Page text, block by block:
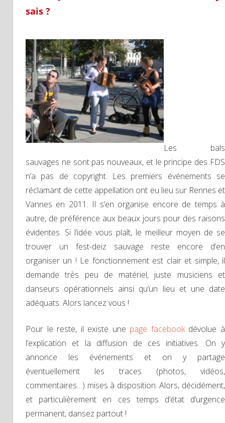
sais ?
Les bals
sauvages ne sont pas nouveaux, et le principe des FDS
n’a pas de copyright. Les premiers événements se
réclamant de cette appellation ont eu lieu sur Rennes et
Vannes en 2011. Il s’en organise encore de temps à
autre, de préférence aux beaux jours pour des raisons
évidentes. Si l’idée vous plaît, le meilleur moyen de se
trouver un fest-deiz sauvage reste encore d’en
organiser un ! Le fonctionnement est clair et simple, il
demande très peu de matériel, juste musiciens et
danseurs opérationnels ainsi qu’un lieu et une date
adéquats. Alors lancez vous !
Pour le reste, il existe une page facebookdévolue à
l’explication et la diffusion de ces initiatives. On y
annonce les événements et on y partage
éventuellement les traces (photos, vidéos,
commentaires…) mises à disposition. Alors, décidément,
et particulièrement en ces temps d’état d’urgence
permanent, dansez partout !